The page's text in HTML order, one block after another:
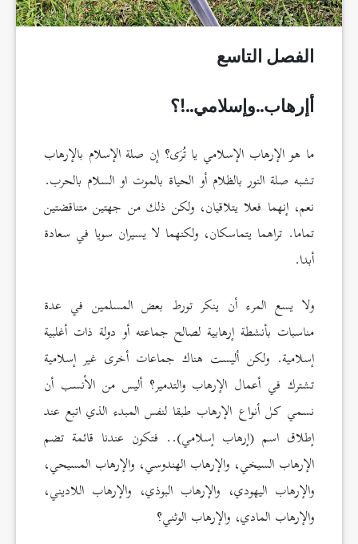
الفصل التاسع
أإرهاب..وإسلامي..!؟
ما هو الإرهاب الإسلامي يا تُرَى؟ إن صلة الإسلام بالإرهاب
تشبه صلة النور بالظلام أو الحياة بالموت او السلام بالحرب.
نعم، إنهما فعلا يتلاقيان، ولكن ذلك من جهتين متناقضتين
تماما. تراهما يتماسكان، ولكنهما لا يسيران سويا في سعادة
أبدا.
ولا يسع المرء أن ينكر تورط بعض المسلمين في عدة
مناسبات بأنشطة إرهابية لصالح جماعته أو دولة ذات أغلبية
إسلامية. ولكن أليست هناك جماعات أخرى غير إسلامية
تشترك في أعمال الإرهاب والتدمير؟ أليس من الأنسب أن
نسمي كل أنواع الإرهاب طبقا لنفس المبدء الذي اتبع عند
إطلاق اسم (إرهاب إسلامي).. فتكون عندنا قائمة تضم
الإرهاب السيخي، والإرهاب الهندوسي، والإرهاب المسيحي،
والإرهاب اليهودي، والإرهاب البوذي، والإرهاب اللاديني،
والإرهاب المادي، والإرهاب الوثني؟